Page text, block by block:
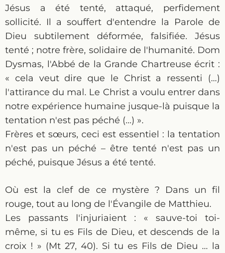
Jésus a été tenté, attaqué, perfidement
sollicité. Il a souffert d'entendre la Parole de
Dieu subtilement déformée, falsifiée. Jésus
tenté ; notre frère, solidaire de l'humanité. Dom
Dysmas, l'Abbé de la Grande Chartreuse écrit :
« cela veut dire que le Christ a ressenti (…)
l'attirance du mal. Le Christ a voulu entrer dans
notre expérience humaine jusque-là puisque la
tentation n'est pas péché (…) ».
Frères et sœurs, ceci est essentiel : la tentation
n'est pas un péché – être tenté n'est pas un
péché, puisque Jésus a été tenté.
Où est la clef de ce mystère ? Dans un fil
rouge, tout au long de l'Évangile de Matthieu.
Les passants l'injuriaient : « sauve-toi toi-
même, si tu es Fils de Dieu, et descends de la
croix ! » (Mt 27, 40). Si tu es Fils de Dieu … la